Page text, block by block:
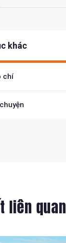
khác
chí
liên quan